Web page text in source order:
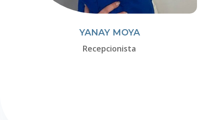
YANAY MOYA
Recepcionista